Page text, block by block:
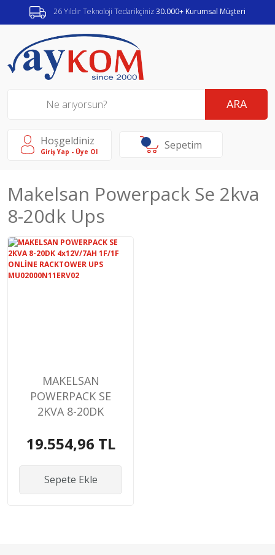
26 Yıldır Teknoloji Tedarikçiniz30.000+ Kurumsal Müşteri
ARA
Hoşgeldiniz
Giriş Yap - Üye Ol Sepetim
Makelsan Powerpack Se 2kva
8-20dk Ups
MAKELSAN
POWERPACK SE
2KVA 8-20DK
ONLİNE
MU02000N11ERV02
19.554,96 TL
Sepete Ekle